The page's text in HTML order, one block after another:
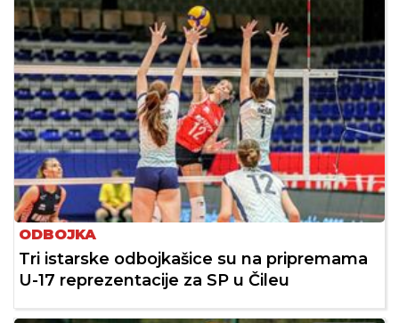
ODBOJKA
Tri istarske odbojkašice su na pripremama
U-17 reprezentacije za SP u Čileu